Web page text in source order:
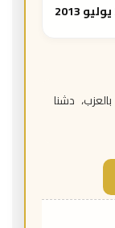
دشنا